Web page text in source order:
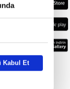
Kabul Et